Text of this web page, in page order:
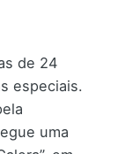
de 24
especiais.
uma